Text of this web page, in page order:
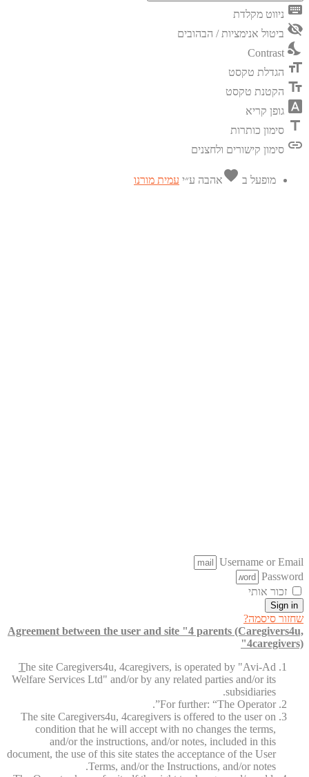
keyboard ניווט מקלדת
visibility_off ביטול אנימציות / הבהובים
nights_stay
Contrast
format_size הגדלת טקסט
text_fields הקטנת טקסט
font_download גופן קריא
title סימון כותרות
link סימון קישורים ולחצנים
מופעל ב favoriteאהבה ע״י עמית מורנו
Username or Email
Password
זכור אותי
Sign in
שחזור סיסמה?
Agreement between the user and site "4 parents (Caregivers4u,
4caregivers)"
The site Caregivers4u, 4caregivers, is operated by "Avi-Ad
Welfare Services Ltd" and/or by any related parties and/or its
subsidiaries.
For further: “The Operator”.
The site Caregivers4u, 4caregivers is offered to the user on
condition that he will accept with no changes the terms,
and/or the instructions, and/or notes, included in this
document, the use of this site states the acceptance of the User
Terms, and/or the Instructions, and/or notes.